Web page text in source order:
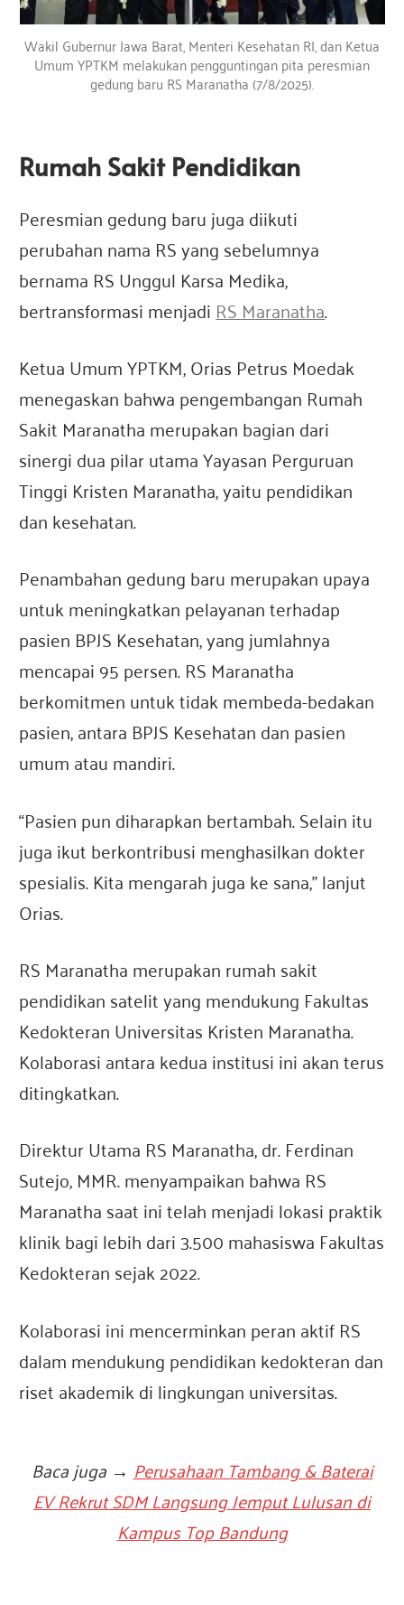
Wakil Gubernur Jawa Barat, Menteri Kesehatan RI, dan Ketua
Umum YPTKM melakukan pengguntingan pita peresmian
gedung baru RS Maranatha (7/8/2025).
Rumah Sakit Pendidikan
Peresmian gedung baru juga diikuti
perubahan nama RS yang sebelumnya
bernama RS Unggul Karsa Medika,
bertransformasi menjadi RS Maranatha.
Ketua Umum YPTKM, Orias Petrus Moedak
menegaskan bahwa pengembangan Rumah
Sakit Maranatha merupakan bagian dari
sinergi dua pilar utama Yayasan Perguruan
Tinggi Kristen Maranatha, yaitu pendidikan
dan kesehatan.
Penambahan gedung baru merupakan upaya
untuk meningkatkan pelayanan terhadap
pasien BPJS Kesehatan, yang jumlahnya
mencapai 95 persen. RS Maranatha
berkomitmen untuk tidak membeda-bedakan
pasien, antara BPJS Kesehatan dan pasien
umum atau mandiri.
“Pasien pun diharapkan bertambah. Selain itu
juga ikut berkontribusi menghasilkan dokter
spesialis. Kita mengarah juga ke sana,” lanjut
Orias.
RS Maranatha merupakan rumah sakit
pendidikan satelit yang mendukung Fakultas
Kedokteran Universitas Kristen Maranatha.
Kolaborasi antara kedua institusi ini akan terus
ditingkatkan.
Direktur Utama RS Maranatha, dr. Ferdinan
Sutejo, MMR. menyampaikan bahwa RS
Maranatha saat ini telah menjadi lokasi praktik
klinik bagi lebih dari 3.500 mahasiswa Fakultas
Kedokteran sejak 2022.
Kolaborasi ini mencerminkan peran aktif RS
dalam mendukung pendidikan kedokteran dan
riset akademik di lingkungan universitas.
Baca juga →Perusahaan Tambang & Baterai
EV Rekrut SDM Langsung Jemput Lulusan di
Kampus Top Bandung